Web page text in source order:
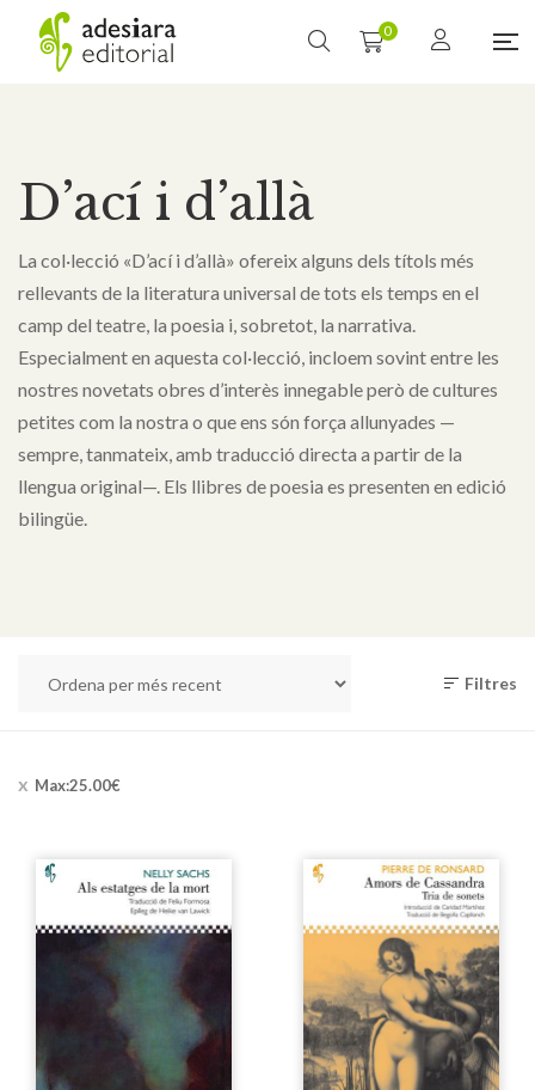
0
D’ací i d’allà
La col·lecció «D’ací i d’allà» ofereix alguns dels títols més
rellevants de la literatura universal de tots els temps en el
camp del teatre, la poesia i, sobretot, la narrativa.
Especialment en aquesta col·lecció, incloem sovint entre les
nostres novetats obres d’interès innegable però de cultures
petites com la nostra o que ens són força allunyades —
sempre, tanmateix, amb traducció directa a partir de la
llengua original—. Els llibres de poesia es presenten en edició
bilingüe.
Filtres
Max:25.00€